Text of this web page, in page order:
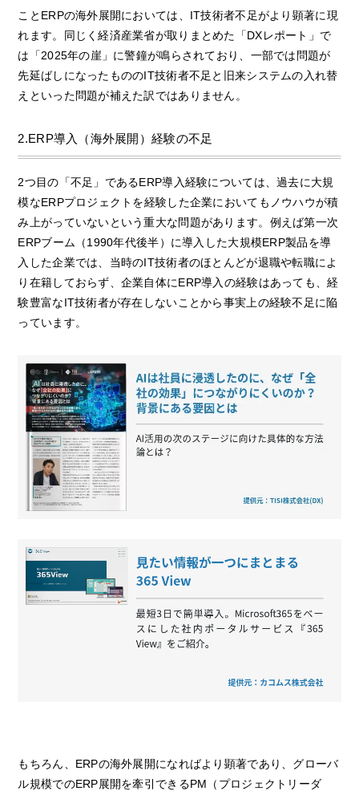
ことERPの海外展開においては、IT技術者不足がより顕著に現
れます。同じく経済産業省が取りまとめた「DXレポート」で
は「2025年の崖」に警鐘が鳴らされており、一部では問題が
先延ばしになったもののIT技術者不足と旧来システムの入れ替
えといった問題が補えた訳ではありません。
2.ERP導入（海外展開）経験の不足
2つ目の「不足」であるERP導入経験については、過去に大規
模なERPプロジェクトを経験した企業においてもノウハウが積
み上がっていないという重大な問題があります。例えば第一次
ERPブーム（1990年代後半）に導入した大規模ERP製品を導
入した企業では、当時のIT技術者のほとんどが退職や転職によ
り在籍しておらず、企業自体にERP導入の経験はあっても、経
験豊富なIT技術者が存在しないことから事実上の経験不足に陥
っています。
もちろん、ERPの海外展開になればより顕著であり、グローバ
ル規模でのERP展開を牽引できるPM（プロジェクトリーダ